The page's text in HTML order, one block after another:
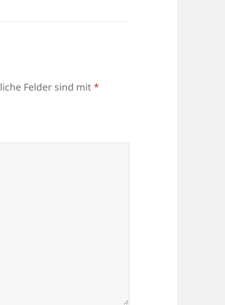
Felder sind mit*